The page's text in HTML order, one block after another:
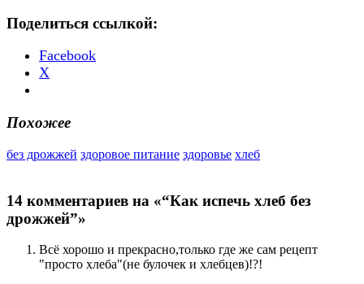
Поделиться ссылкой:
Facebook
X
Похожее
без дрожжей здоровое питание здоровье хлеб
14 комментариев на «“Как испечь хлеб без
дрожжей”»
Всё хорошо и прекрасно,только где же сам рецепт
"просто хлеба"(не булочек и хлебцев)!?!